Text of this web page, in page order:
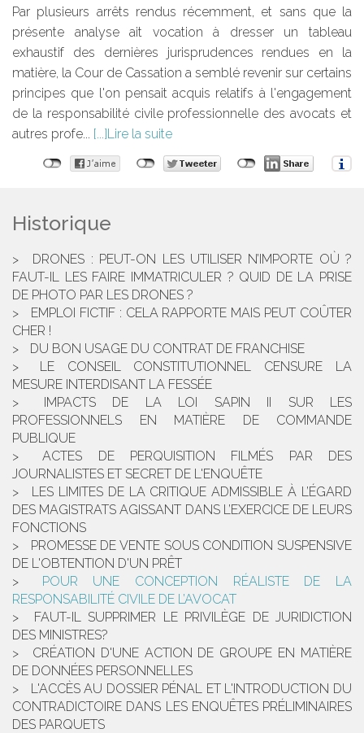
Par plusieurs arrêts rendus récemment, et sans que la
présente analyse ait vocation à dresser un tableau
exhaustif des dernières jurisprudences rendues en la
matière, la Cour de Cassation a semblé revenir sur certains
principes que l'on pensait acquis relatifs à l'engagement
de la responsabilité civile professionnelle des avocats et
autres profe...
Lire la suite
Historique
DRONES : PEUT-ON LES UTILISER N’IMPORTE OÙ ?
FAUT-IL LES FAIRE IMMATRICULER ? QUID DE LA PRISE
DE PHOTO PAR LES DRONES ?
EMPLOI FICTIF : CELA RAPPORTE MAIS PEUT COÛTER
CHER !
DU BON USAGE DU CONTRAT DE FRANCHISE
LE CONSEIL CONSTITUTIONNEL CENSURE LA
MESURE INTERDISANT LA FESSÉE
IMPACTS DE LA LOI SAPIN II SUR LES
PROFESSIONNELS EN MATIÈRE DE COMMANDE
PUBLIQUE
ACTES DE PERQUISITION FILMÉS PAR DES
JOURNALISTES ET SECRET DE L'ENQUÊTE
LES LIMITES DE LA CRITIQUE ADMISSIBLE À L’ÉGARD
DES MAGISTRATS AGISSANT DANS L’EXERCICE DE LEURS
FONCTIONS
PROMESSE DE VENTE SOUS CONDITION SUSPENSIVE
DE L'OBTENTION D'UN PRÊT
POUR UNE CONCEPTION RÉALISTE DE LA
RESPONSABILITÉ CIVILE DE L’AVOCAT
FAUT-IL SUPPRIMER LE PRIVILÈGE DE JURIDICTION
DES MINISTRES?
CRÉATION D'UNE ACTION DE GROUPE EN MATIÈRE
DE DONNÉES PERSONNELLES
L'ACCÈS AU DOSSIER PÉNAL ET L'INTRODUCTION DU
CONTRADICTOIRE DANS LES ENQUÊTES PRÉLIMINAIRES
DES PARQUETS